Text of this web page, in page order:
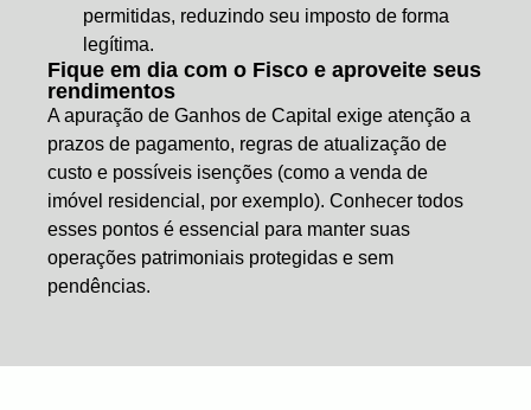
permitidas, reduzindo seu imposto de forma
legítima.
Fique em dia com o Fisco e aproveite seus
rendimentos
A apuração de Ganhos de Capital exige atenção a
prazos de pagamento, regras de atualização de
custo e possíveis isenções (como a venda de
imóvel residencial, por exemplo). Conhecer todos
esses pontos é essencial para manter suas
operações patrimoniais protegidas e sem
pendências.